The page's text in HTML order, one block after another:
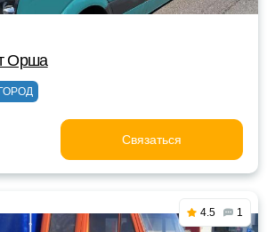
Орша
Связаться
4.5 1